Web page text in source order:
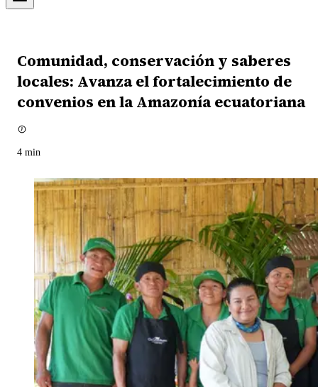
Comunidad, conservación y saberes
locales: Avanza el fortalecimiento de
convenios en la Amazonía ecuatoriana
4 min